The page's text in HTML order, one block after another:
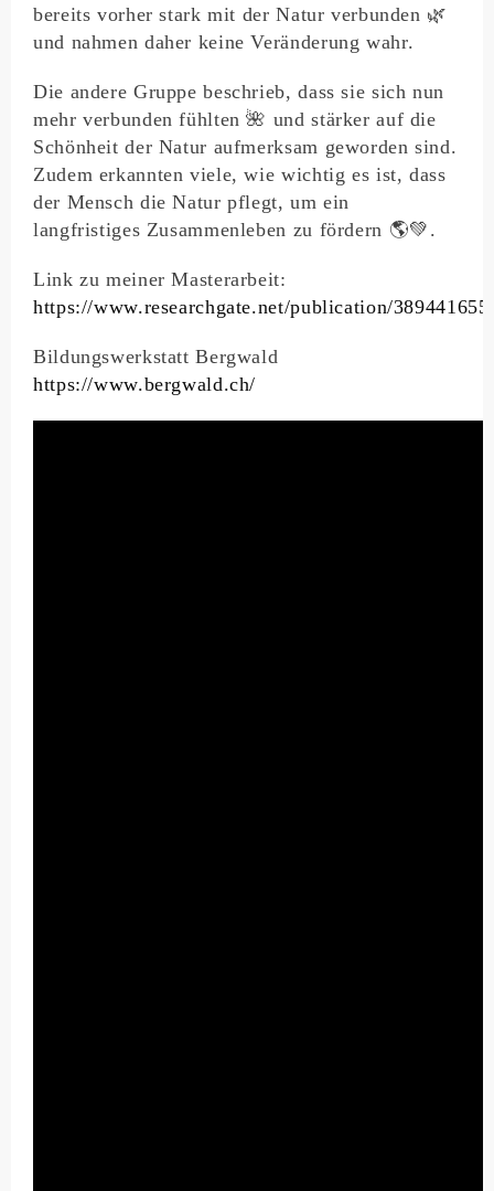
bereits vorher stark mit der Natur verbunden 🌿
und nahmen daher keine Veränderung wahr.
Die andere Gruppe beschrieb, dass sie sich nun
mehr verbunden fühlten 🌺 und stärker auf die
Schönheit der Natur aufmerksam geworden sind.
Zudem erkannten viele, wie wichtig es ist, dass
der Mensch die Natur pflegt, um ein
langfristiges Zusammenleben zu fördern 🌎💚.
Link zu meiner Masterarbeit:
https://www.researchgate.net/publication/389441655
Bildungswerkstatt Bergwald
https://www.bergwald.ch/